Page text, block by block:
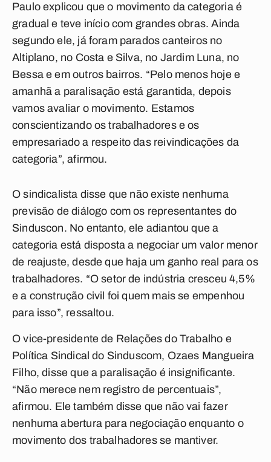
Paulo explicou que o movimento da categoria é
gradual e teve início com grandes obras. Ainda
segundo ele, já foram parados canteiros no
Altiplano, no Costa e Silva, no Jardim Luna, no
Bessa e em outros bairros. “Pelo menos hoje e
amanhã a paralisação está garantida, depois
vamos avaliar o movimento. Estamos
conscientizando os trabalhadores e os
empresariado a respeito das reivindicações da
categoria”, afirmou.
O sindicalista disse que não existe nenhuma
previsão de diálogo com os representantes do
Sinduscon. No entanto, ele adiantou que a
categoria está disposta a negociar um valor menor
de reajuste, desde que haja um ganho real para os
trabalhadores. “O setor de indústria cresceu 4,5%
e a construção civil foi quem mais se empenhou
para isso”, ressaltou.
O vice-presidente de Relações do Trabalho e
Política Sindical do Sinduscom, Ozaes Mangueira
Filho, disse que a paralisação é insignificante.
“Não merece nem registro de percentuais”,
afirmou. Ele também disse que não vai fazer
nenhuma abertura para negociação enquanto o
movimento dos trabalhadores se mantiver.